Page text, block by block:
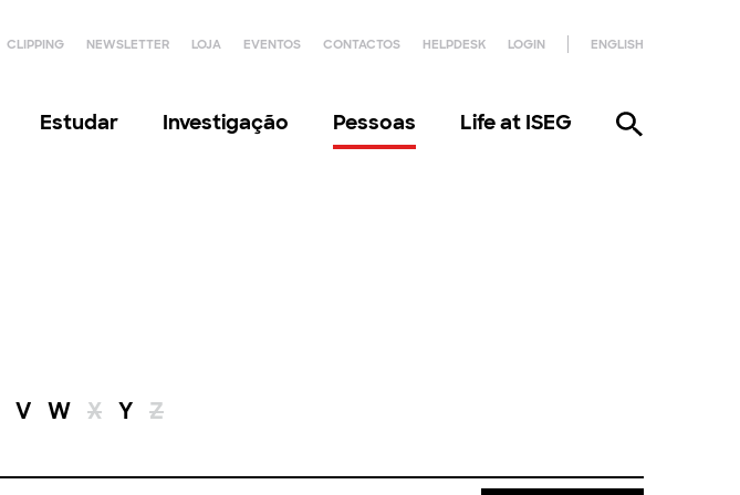
CLIPPING NEWSLETTER LOJA EVENTOS CONTACTOS HELPDESK LOGIN ENGLISH
Estudar Investigação Pessoas Life at ISEG
V W X Y Z